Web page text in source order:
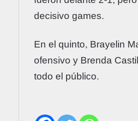
decisivo games.
En el quinto, Brayelin
ofensivo y Brenda
todo el público.